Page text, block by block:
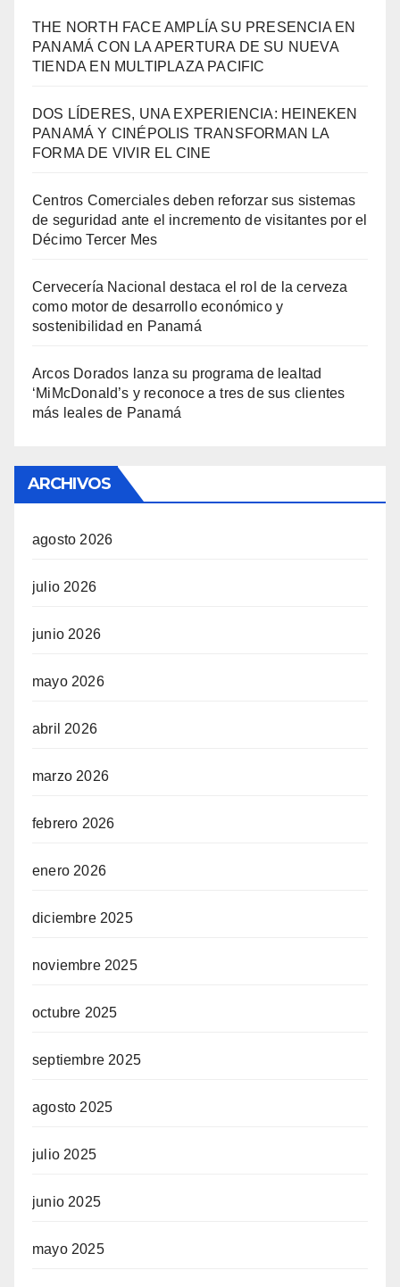
THE NORTH FACE AMPLÍA SU PRESENCIA EN
PANAMÁ CON LA APERTURA DE SU NUEVA
TIENDA EN MULTIPLAZA PACIFIC
DOS LÍDERES, UNA EXPERIENCIA: HEINEKEN
PANAMÁ Y CINÉPOLIS TRANSFORMAN LA
FORMA DE VIVIR EL CINE
Centros Comerciales deben reforzar sus sistemas
de seguridad ante el incremento de visitantes por el
Décimo Tercer Mes
Cervecería Nacional destaca el rol de la cerveza
como motor de desarrollo económico y
sostenibilidad en Panamá
Arcos Dorados lanza su programa de lealtad
‘MiMcDonald’s y reconoce a tres de sus clientes
más leales de Panamá
ARCHIVOS
agosto 2026
julio 2026
junio 2026
mayo 2026
abril 2026
marzo 2026
febrero 2026
enero 2026
diciembre 2025
noviembre 2025
octubre 2025
septiembre 2025
agosto 2025
julio 2025
junio 2025
mayo 2025